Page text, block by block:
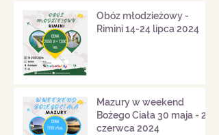
Obóz młodzieżowy -
Rimini 14-24 lipca 2024
Mazury w weekend
Bożego Ciała 30 maja - 2
czerwca 2024